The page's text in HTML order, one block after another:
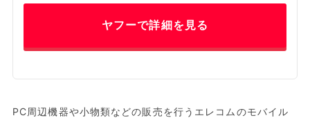
ヤフーで詳細を見る
PC周辺機器や小物類などの販売を行うエレコムのモバイル